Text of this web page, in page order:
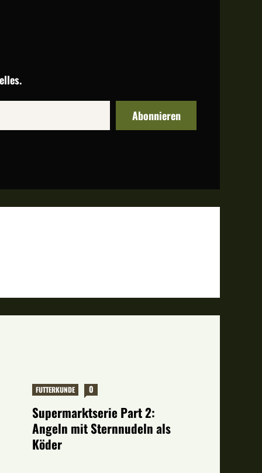
Abonnieren
FUTTERKUNDE 0
Supermarktserie Part 2:
Angeln mit Sternnudeln als
Köder